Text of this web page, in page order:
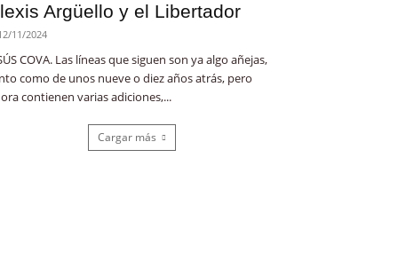
Argüello y el Libertador
11/2024
COVA. Las líneas que siguen son ya algo añejas,
como de unos nueve o diez años atrás, pero
contienen varias adiciones,...
Cargar más